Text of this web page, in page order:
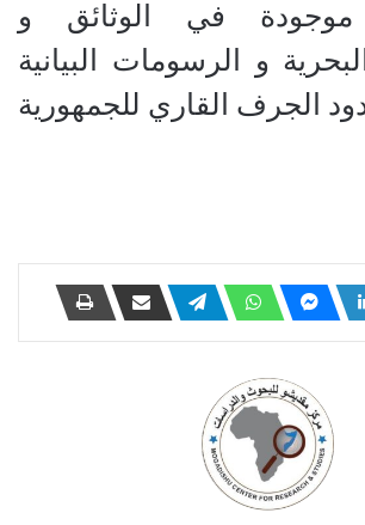
موجودة في الوثائق و
و الرسومات البيانية
الجرف القاري للجمهورية